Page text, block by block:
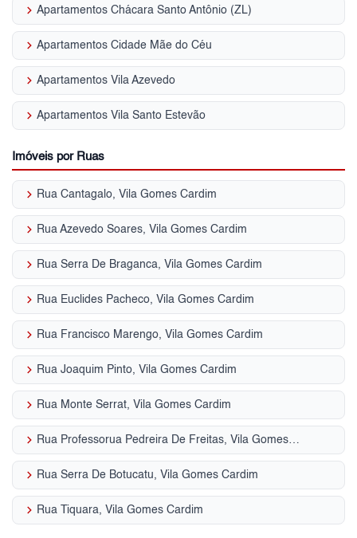
keyboard_arrow_right Apartamentos Chácara Santo Antônio (ZL)
keyboard_arrow_right Apartamentos Cidade Mãe do Céu
keyboard_arrow_right Apartamentos Vila Azevedo
keyboard_arrow_right Apartamentos Vila Santo Estevão
Imóveis por Ruas
keyboard_arrow_right Rua Cantagalo, Vila Gomes Cardim
keyboard_arrow_right Rua Azevedo Soares, Vila Gomes Cardim
keyboard_arrow_right Rua Serra De Braganca, Vila Gomes Cardim
keyboard_arrow_right Rua Euclides Pacheco, Vila Gomes Cardim
keyboard_arrow_right Rua Francisco Marengo, Vila Gomes Cardim
keyboard_arrow_right Rua Joaquim Pinto, Vila Gomes Cardim
keyboard_arrow_right Rua Monte Serrat, Vila Gomes Cardim
keyboard_arrow_right Rua Professorua Pedreira De Freitas, Vila Gomes Cardim
keyboard_arrow_right Rua Serra De Botucatu, Vila Gomes Cardim
keyboard_arrow_right Rua Tiquara, Vila Gomes Cardim